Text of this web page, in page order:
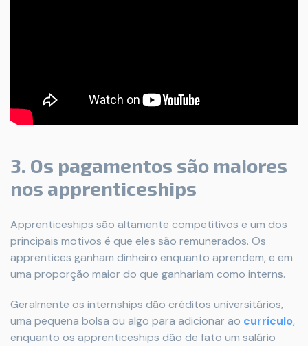
3. Os pagamentos são maiores
nos apprenticeships
Apprenticeships são altamente competitivos e um dos
principais motivos é que eles são remunerados. Os
apprentices ganham dinheiro enquanto aprendem, e em
uma proporção maior do que ganhariam como interns.
Geralmente os internships dão créditos universitários,
uma pequena bolsa ou algo para adicionar ao currículo,
enquanto os apprenticeships dão de fato um salário